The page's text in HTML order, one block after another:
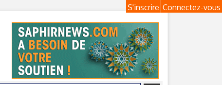
Connectez-vous
S'inscrire